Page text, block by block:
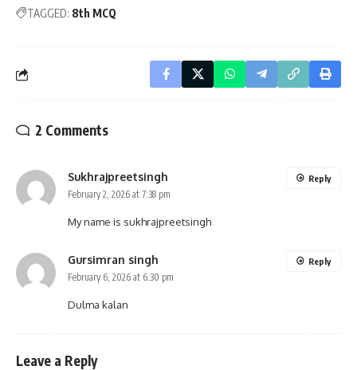
TAGGED: 8th MCQ
2 Comments
Sukhrajpreetsingh
February 2, 2026 at 7:38 pm
My name is sukhrajpreetsingh
Reply
Gursimran singh
February 6, 2026 at 6:30 pm
Dulma kalan
Reply
Leave a Reply